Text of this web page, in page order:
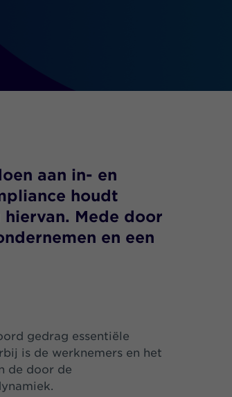
aan in- en
houdt
Mede door
en een
gedrag essentiële
is de werknemers en het
de door de